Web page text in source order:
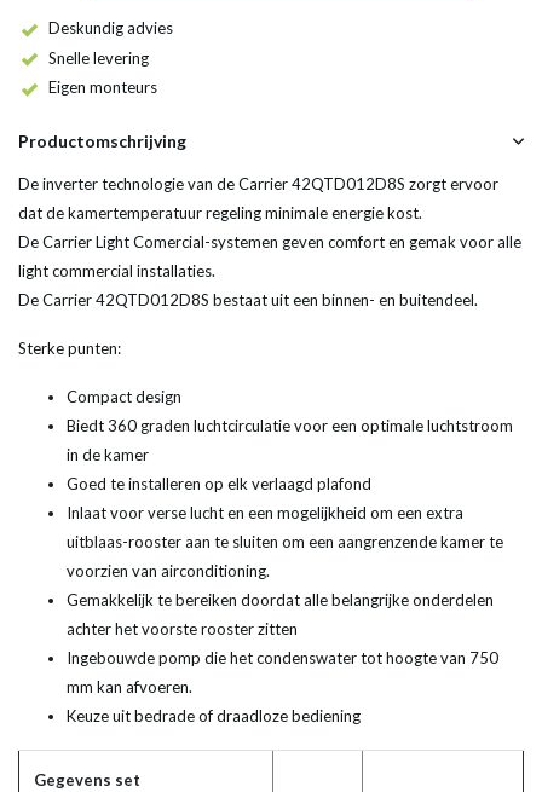
Deskundig advies
Snelle levering
Eigen monteurs
Productomschrijving
De inverter technologie van de Carrier 42QTD012D8S zorgt ervoor
dat de kamertemperatuur regeling minimale energie kost.
De Carrier Light Comercial-systemen geven comfort en gemak voor alle
light commercial installaties.
De Carrier 42QTD012D8S bestaat uit een binnen- en buitendeel.
Sterke punten:
Compact design
Biedt 360 graden luchtcirculatie voor een optimale luchtstroom
in de kamer
Goed te installeren op elk verlaagd plafond
Inlaat voor verse lucht en een mogelijkheid om een extra
uitblaas-rooster aan te sluiten om een aangrenzende kamer te
voorzien van airconditioning.
Gemakkelijk te bereiken doordat alle belangrijke onderdelen
achter het voorste rooster zitten
Ingebouwde pomp die het condenswater tot hoogte van 750
mm kan afvoeren.
Keuze uit bedrade of draadloze bediening
Gegevens set